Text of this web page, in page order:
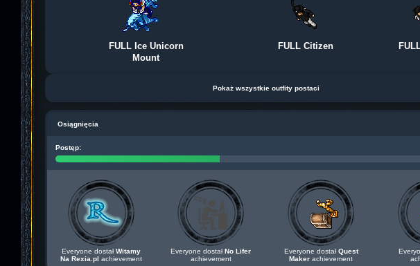
FULL Ice Unicorn
Mount
FULL Citizen
Pokaż wszystkie outfity postaci
Osiągnięcia
Postęp:
Everyone dostał Witamy
Na Rexia.pl achievement
Everyone dostał No Lifer
achievement
Everyone dostał Quest
Maker achievement